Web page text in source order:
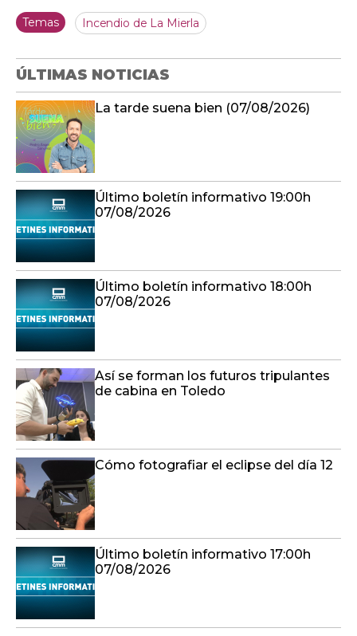
Temas Incendio de La Mierla
ÚLTIMAS NOTICIAS
La tarde suena bien (07/08/2026)
Último boletín informativo 19:00h
07/08/2026
Último boletín informativo 18:00h
07/08/2026
Así se forman los futuros tripulantes
de cabina en Toledo
Cómo fotografiar el eclipse del día 12
Último boletín informativo 17:00h
07/08/2026